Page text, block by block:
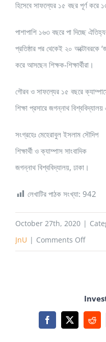
হিসেবে সাফল্যের ১৫ বছর পূর্ণ করে
পাশাপাশি ১৬৩ বছরে পা দিচ্ছে
প্রতিষ্ঠার পর থেকেই ২০ অক্টোবরকে
করে আসছেন শিক্ষক-শিক্ষার্থীরা।
গৌরব ও সাফল্যের ১৫ বছরে
শিক্ষা প্রসারে জগন্নাথ
সংগ্রহেঃ মেহেরাবুল ইসলাম সৌদিপ
শিক্ষার্থী ও ক্যাম্পাস সাংবাদিক
জগন্নাথ বিশ্ববিদ্যালয়, ঢাকা।
লেখাটির পাঠক সংখ্যা: 942
October 27th, 2020 |
JnU | Comments Offon
লম্বা
Facebook
X